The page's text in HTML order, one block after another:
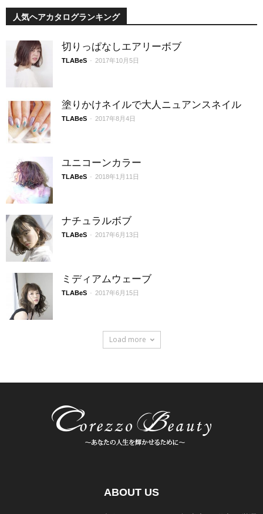
人気ヘアカタログランキング
切りっぱなしエアリーボブ
TLABeS - 2017年10月5日
塗りかけネイルで大人ニュアンスネイル
TLABeS - 2017年8月4日
ユニコーンカラー
TLABeS - 2018年1月11日
ナチュラルボブ
TLABeS - 2017年6月13日
ミディアムウェーブ
TLABeS - 2017年6月15日
Load more
ABOUT US